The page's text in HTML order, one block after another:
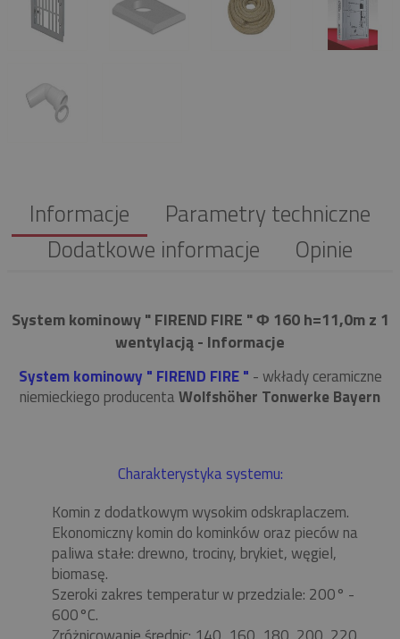
Informacje
Parametry techniczne
Dodatkowe informacje
Opinie
System kominowy " FIREND FIRE " Φ 160 h=11,0m z 1
wentylacją - Informacje
System kominowy " FIREND FIRE " - wkłady ceramiczne
niemieckiego producentaWolfshöher Tonwerke Bayern
Charakterystyka systemu:
Komin z dodatkowym wysokim odskraplaczem.
Ekonomiczny komin do kominków oraz pieców na
paliwa stałe: drewno, trociny, brykiet, węgiel,
biomasę.
Szeroki zakres temperatur w przedziale: 200° -
600°C.